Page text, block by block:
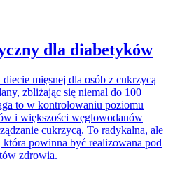
dla diabetyków
mięsnej dla osób z cukrzycą
zbliżając się niemal do 100
to w kontrolowaniu poziomu
i większości węglowodanów
cukrzycą. To radykalna, ale
powinna być realizowana pod
zdrowia.